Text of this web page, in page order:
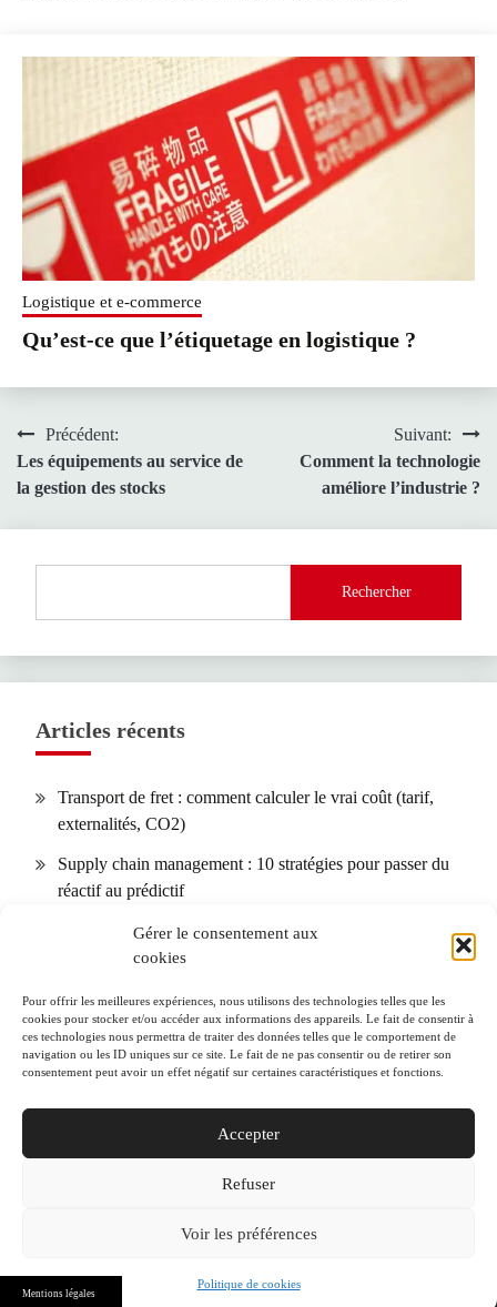
Gérer le consentement aux
cookies
Pour offrir les meilleures expériences, nous utilisons des technologies telles que les
cookies pour stocker et/ou accéder aux informations des appareils. Le fait de consentir à
ces technologies nous permettra de traiter des données telles que le comportement de
navigation ou les ID uniques sur ce site. Le fait de ne pas consentir ou de retirer son
consentement peut avoir un effet négatif sur certaines caractéristiques et fonctions.
Accepter
Refuser
Voir les préférences
Politique de cookies
Mentions légales
Logistique et e-commerce
Qu’est-ce que l’étiquetage en logistique ?
Navigation
de
Précédent:
Les équipements au service de
la gestion des stocks
Suivant:
Comment la technologie
améliore l’industrie ?
Rechercher
Articles récents
Transport de fret : comment calculer le vrai coût (tarif,
externalités, CO2)
Supply chain management : 10 stratégies pour passer du
réactif au prédictif
Dimensions palettes européennes : normes, tolérances et
optimisation d’empilement
Transport par messagerie : optimiser les petits colis B2B
(tarifs, SLA, assurance)
Plateformes multimodales : 7 modèles de hubs et